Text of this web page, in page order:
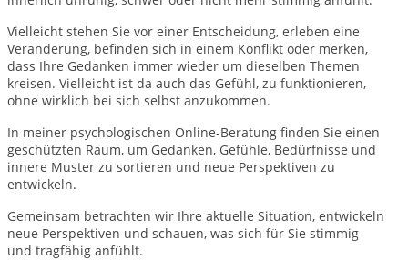
Vielleicht stehen Sie vor einer Entscheidung, erleben eine
Veränderung, befinden sich in einem Konflikt oder merken,
dass Ihre Gedanken immer wieder um dieselben Themen
kreisen. Vielleicht ist da auch das Gefühl, zu funktionieren,
ohne wirklich bei sich selbst anzukommen.
In meiner psychologischen Online-Beratung finden Sie einen
geschützten Raum, um Gedanken, Gefühle, Bedürfnisse und
innere Muster zu sortieren und neue Perspektiven zu
entwickeln.
Gemeinsam betrachten wir Ihre aktuelle Situation, entwickeln
neue Perspektiven und schauen, was sich für Sie stimmig
und tragfähig anfühlt.